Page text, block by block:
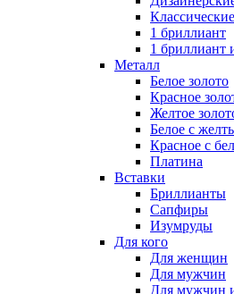
Классические
1 бриллиант
1 бриллиант
Металл
Белое золото
Красное
Желтое
Белое с
Красное с
Платина
Вставки
Бриллианты
Сапфиры
Изумруды
Для кого
Для женщин
Для мужчин
Для мужчин